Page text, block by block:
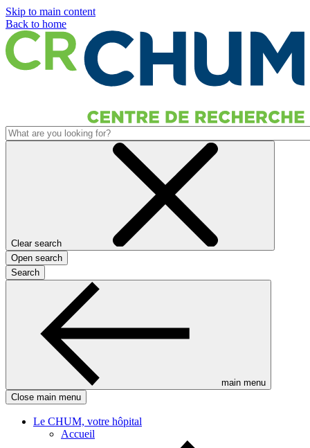
Skip to main content
Back to home
Clear search
Open search
Search
main menu
Close main menu
Le CHUM, votre hôpital
Accueil